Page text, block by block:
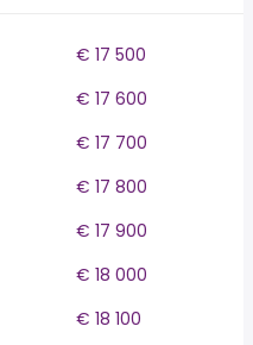
€ 17 500
€ 17 600
€ 17 700
€ 17 800
€ 17 900
€ 18 000
€ 18 100